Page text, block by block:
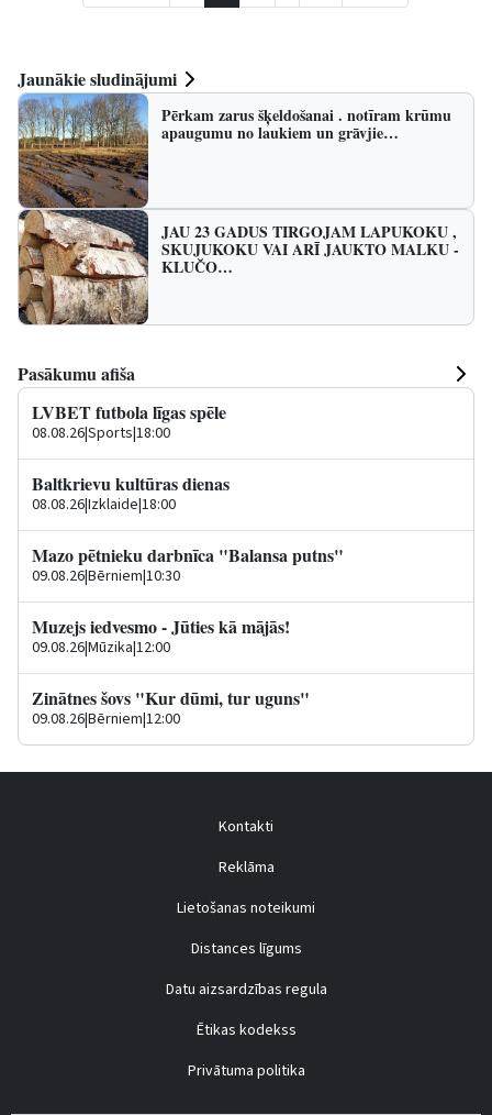
Jaunākie sludinājumi
Pērkam zarus šķeldošanai . notīram krūmu
apaugumu no laukiem un grāvjie…
JAU 23 GADUS TIRGOJAM LAPUKOKU ,
SKUJUKOKU VAI ARĪ JAUKTO MALKU -
KLUČO…
Pasākumu afiša
LVBET futbola līgas spēle
08.08.26|Sports|18:00
Baltkrievu kultūras dienas
08.08.26|Izklaide|18:00
Mazo pētnieku darbnīca "Balansa putns"
09.08.26|Bērniem|10:30
Muzejs iedvesmo - Jūties kā mājās!
09.08.26|Mūzika|12:00
Zinātnes šovs "Kur dūmi, tur uguns"
09.08.26|Bērniem|12:00
Kontakti
Reklāma
Lietošanas noteikumi
Distances līgums
Datu aizsardzības regula
Ētikas kodekss
Privātuma politika